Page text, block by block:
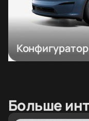
Больше